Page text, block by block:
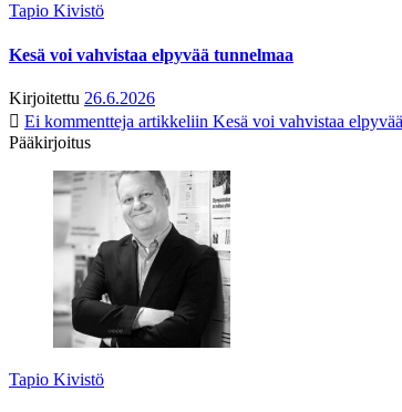
Tapio Kivistö
Kesä voi vahvistaa elpyvää tunnelmaa
Kirjoitettu 26.6.2026
Ei kommentteja artikkeliin Kesä voi vahvistaa
Pääkirjoitus
Tapio Kivistö